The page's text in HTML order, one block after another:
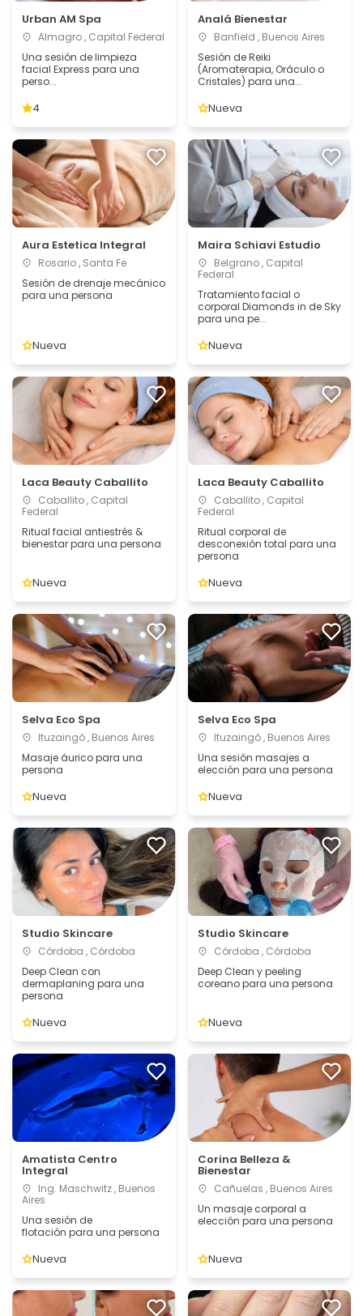
Urban AM Spa
Almagro , Capital Federal
Una sesión de limpieza
facial Express para una
perso...
4
Analá Bienestar
Banfield , Buenos Aires
Sesión de Reiki
(Aromaterapia, Oráculo o
Cristales) para una...
Nueva
Aura Estetica Integral
Rosario , Santa Fe
Sesión de drenaje mecánico
para una persona
Nueva
Maira Schiavi Estudio
Belgrano , Capital
Federal
Tratamiento facial o
corporal Diamonds in de Sky
para una pe...
Nueva
Laca Beauty Caballito
Caballito , Capital
Federal
Ritual facial antiestrés &
bienestar para una persona
Nueva
Laca Beauty Caballito
Caballito , Capital
Federal
Ritual corporal de
desconexión total para una
persona
Nueva
Selva Eco Spa
Ituzaingó , Buenos Aires
Masaje áurico para una
persona
Nueva
Selva Eco Spa
Ituzaingó , Buenos Aires
Una sesión masajes a
elección para una persona
Nueva
Studio Skincare
Córdoba , Córdoba
Deep Clean con
dermaplaning para una
persona
Nueva
Studio Skincare
Córdoba , Córdoba
Deep Clean y peeling
coreano para una persona
Nueva
Amatista Centro
Integral
Ing. Maschwitz , Buenos
Aires
Una sesión de
flotación para una persona
Nueva
Corina Belleza &
Bienestar
Cañuelas , Buenos Aires
Un masaje corporal a
elección para una persona
Nueva